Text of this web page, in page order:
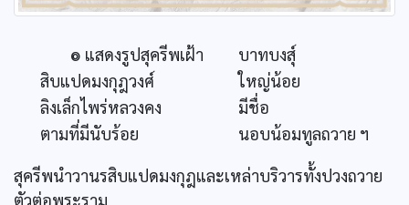
๏ แสดงรูปสุครีพเฝ้า
บาทบงสุ์
สิบแปดมงกุฎวงศ์
ใหญ่น้อย
ลิงเล็กไพร่หลวงคง
มีชื่อ
ตามที่มีนับร้อย
นอบน้อมทูลถวาย ฯ
สุครีพนำวานรสิบแปดมงกุฎและเหล่าบริวารทั้งปวงถวาย
ตัวต่อพระราม